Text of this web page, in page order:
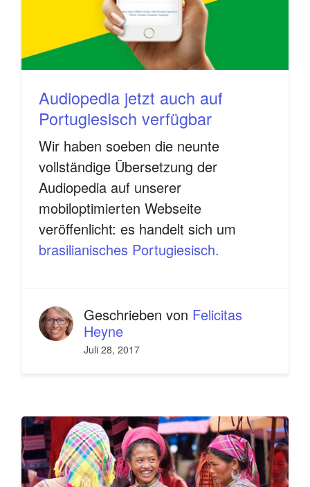
Audiopedia jetzt auch auf
Portugiesisch verfügbar
Wir haben soeben die neunte
vollständige Übersetzung der
Audiopedia auf unserer
mobiloptimierten Webseite
veröffenlicht: es handelt sich um
brasilianisches Portugiesisch.
Geschrieben von Felicitas
Heyne
Juli 28, 2017